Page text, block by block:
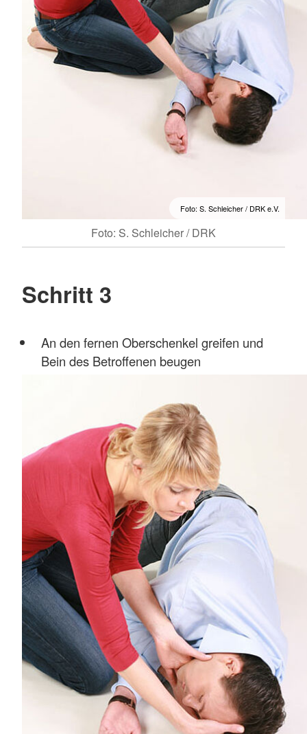
Foto: S. Schleicher / DRK e.V.
Foto: S. Schleicher / DRK
Schritt 3
An den fernen Oberschenkel greifen und
Bein des Betroffenen beugen